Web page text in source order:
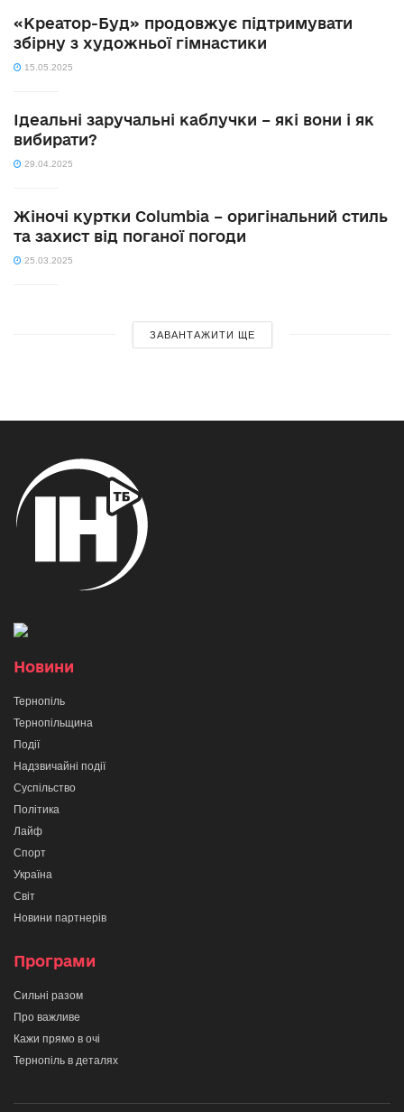
«Креатор-Буд» продовжує підтримувати
збірну з художньої гімнастики
15.05.2025
Ідеальні заручальні каблучки – які вони і як
вибирати?
29.04.2025
Жіночі куртки Columbia – оригінальний стиль
та захист від поганої погоди
25.03.2025
ЗАВАНТАЖИТИ ЩЕ
Новини
Тернопіль
Тернопільщина
Події
Надзвичайні події
Суспільство
Політика
Лайф
Спорт
Україна
Світ
Новини партнерів
Програми
Сильні разом
Про важливе
Кажи прямо в очі
Тернопіль в деталях